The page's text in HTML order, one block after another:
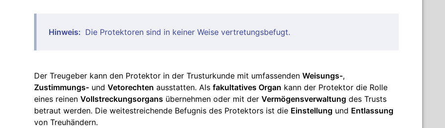
Hinweis: Die Protektoren sind in keiner Weise vertretungsbefugt.
Der Treugeber kann den Protektor in der Trusturkunde mit umfassenden Weisungs-,
Zustimmungs- und Vetorechten ausstatten. Als fakultatives Organ kann der Protektor die Rolle
eines reinen Vollstreckungsorgans übernehmen oder mit der Vermögensverwaltung des Trusts
betraut werden. Die weitestreichende Befugnis des Protektors ist die Einstellung und Entlassung
von Treuhändern.